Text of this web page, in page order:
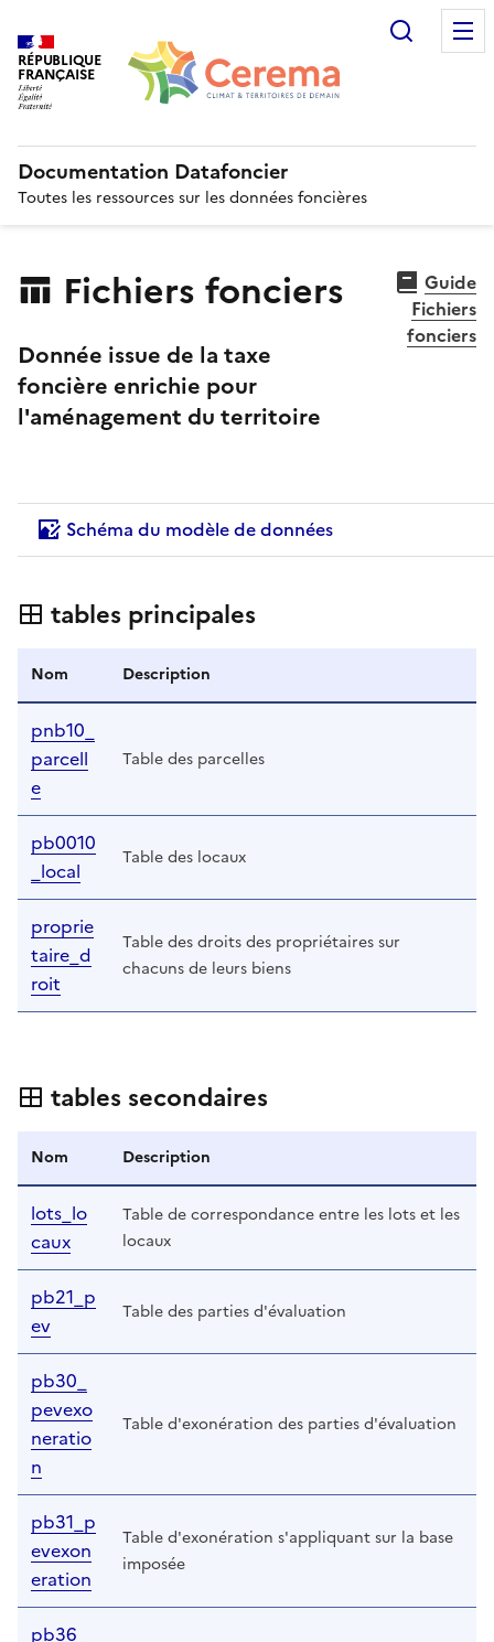
RÉPUBLIQUE
FRANÇAISE
Documentation Datafoncier
Toutes les ressources sur les données foncières
Fichiers fonciers
Donnée issue de la taxe
foncière enrichie pour
l'aménagement du territoire
Guide
Fichiers
fonciers
Schéma du modèle de données
tables principales
Nom Description
pnb10_
parcell
e
Table des parcelles
pb0010
_local
Table des locaux
proprie
taire_d
roit
Table des droits des propriétaires sur
chacuns de leurs biens
tables secondaires
Nom Description
lots_lo
caux
Table de correspondance entre les lots et les
locaux
pb21_p
ev
Table des parties d'évaluation
pb30_
pevexo
neratio
n
Table d'exonération des parties d'évaluation
pb31_p
evexon
eration
Table d'exonération s'appliquant sur la base
imposée
pb36_